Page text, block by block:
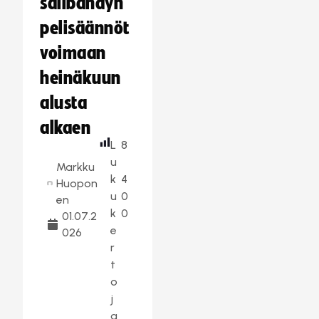
pelisäännöt
voimaan
heinäkuun
alusta
alkaen
Markku
Huopon
en
01.07.2
026
L
u
k
u
k
e
r
t
o
j
a
8
4
0
0